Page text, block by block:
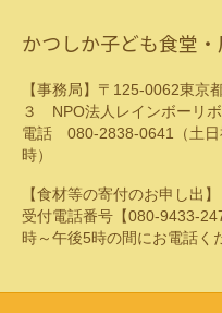
かつしか子ども食堂
【事務局】〒125-0062東京
３ NPO法人レインボーリ
電話 080-2838-0641（土日
時）
【食材等の寄付のお申し出】
受付電話番号【080-9433-
時～午後5時の間にお電話く